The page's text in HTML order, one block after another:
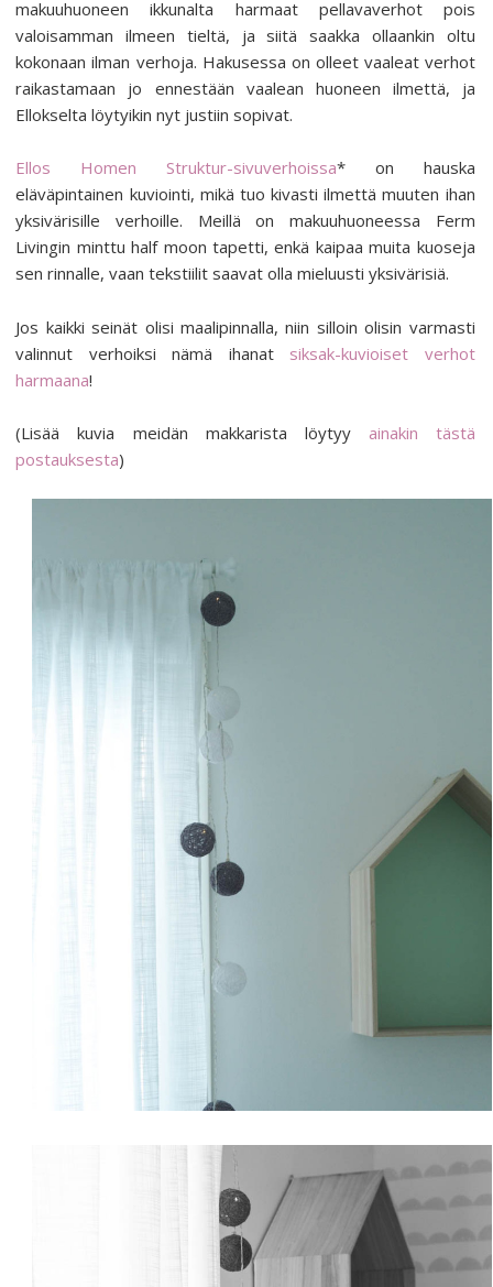
makuuhuoneen ikkunalta harmaat pellavaverhot pois
valoisamman ilmeen tieltä, ja siitä saakka ollaankin oltu
kokonaan ilman verhoja. Hakusessa on olleet vaaleat verhot
raikastamaan jo ennestään vaalean huoneen ilmettä, ja
Ellokselta löytyikin nyt justiin sopivat.
Ellos Homen Struktur-sivuverhoissa* on hauska
eläväpintainen kuviointi, mikä tuo kivasti ilmettä muuten ihan
yksivärisille verhoille. Meillä on makuuhuoneessa Ferm
Livingin minttu half moon tapetti, enkä kaipaa muita kuoseja
sen rinnalle, vaan tekstiilit saavat olla mieluusti yksivärisiä.
Jos kaikki seinät olisi maalipinnalla, niin silloin olisin varmasti
valinnut verhoiksi nämä ihanat siksak-kuvioiset verhot
harmaana!
(Lisää kuvia meidän makkarista löytyy ainakin tästä
postauksesta)